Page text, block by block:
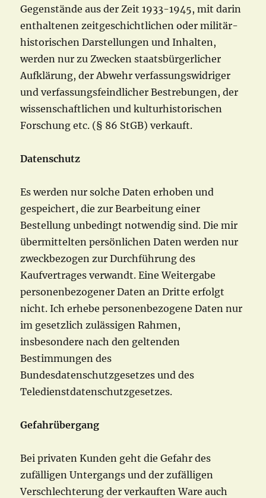
Gegenstände aus der Zeit 1933-1945, mit darin
enthaltenen zeitgeschichtlichen oder militär-
historischen Darstellungen und Inhalten,
werden nur zu Zwecken staatsbürgerlicher
Aufklärung, der Abwehr verfassungswidriger
und verfassungsfeindlicher Bestrebungen, der
wissenschaftlichen und kulturhistorischen
Forschung etc. (§ 86 StGB) verkauft.
Datenschutz
Es werden nur solche Daten erhoben und
gespeichert, die zur Bearbeitung einer
Bestellung unbedingt notwendig sind. Die mir
übermittelten persönlichen Daten werden nur
zweckbezogen zur Durchführung des
Kaufvertrages verwandt. Eine Weitergabe
personenbezogener Daten an Dritte erfolgt
nicht. Ich erhebe personenbezogene Daten nur
im gesetzlich zulässigen Rahmen,
insbesondere nach den geltenden
Bestimmungen des
Bundesdatenschutzgesetzes und des
Teledienstdatenschutzgesetzes.
Gefahrübergang
Bei privaten Kunden geht die Gefahr des
zufälligen Untergangs und der zufälligen
Verschlechterung der verkauften Ware auch